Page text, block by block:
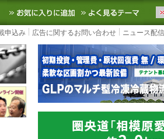
外の最新の物流ニュースをお届けし
お気に入りに追加 よ
申込み 広告に関するお問い合わせ ニュース配